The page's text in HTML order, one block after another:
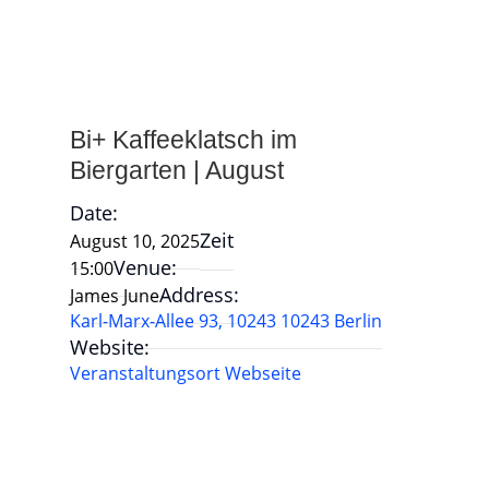
Bi+ Kaffeeklatsch im
Biergarten | August
Date:
August 10, 2025Zeit
15:00Venue:
James JuneAddress:
Karl-Marx-Allee 93, 10243 10243 Berlin
Website:
Veranstaltungsort Webseite